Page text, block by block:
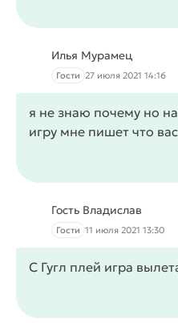
Илья Мурамец
Гости 27 июля 2021 14:16
я не знаю почему но
игру мне пишет что
Гость Владислав
Гости 11 июля 2021 13:30
С Гугл плей игра